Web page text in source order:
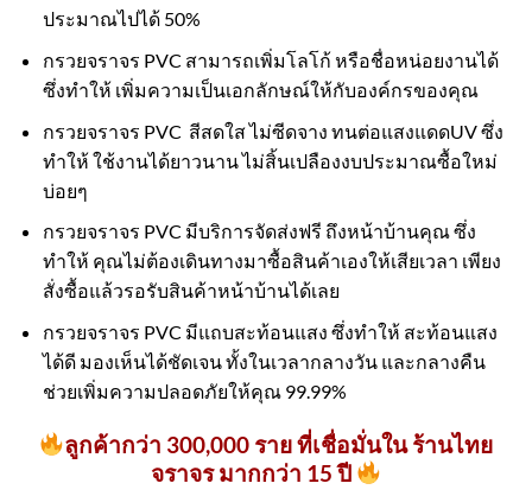
ประมาณไปได้ 50%
กรวยจราจร PVC สามารถเพิ่มโลโก้ หรือชื่อหน่อยงานได้
ซึ่งทำให้ เพิ่มความเป็นเอกลักษณ์ให้กับองค์กรของคุณ
กรวยจราจร PVC สีสดใส ไม่ซีดจาง ทนต่อแสงแดดUV ซึ่ง
ทำให้ ใช้งานได้ยาวนาน ไม่สิ้นเปลืองงบประมาณซื้อใหม่
บ่อยๆ
กรวยจราจร PVC มีบริการจัดส่งฟรี ถึงหน้าบ้านคุณ ซึ่ง
ทำให้ คุณไม่ต้องเดินทางมาซื้อสินค้าเองให้เสียเวลา เพียง
สั่งซื้อแล้วรอรับสินค้าหน้าบ้านได้เลย
กรวยจราจร PVC มีแถบสะท้อนแสง ซึ่งทำให้ สะท้อนแสง
ได้ดี มองเห็นได้ชัดเจน ทั้งในเวลากลางวัน และกลางคืน
ช่วยเพิ่มความปลอดภัยให้คุณ 99.99%
ลูกค้ากว่า 300,000 ราย ที่เชื่อมั่นใน ร้านไทย
จราจร มากกว่า 15 ปี